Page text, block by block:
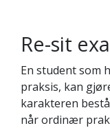
Re-sit
En student som
praksis, kan
karakteren
når ordinær